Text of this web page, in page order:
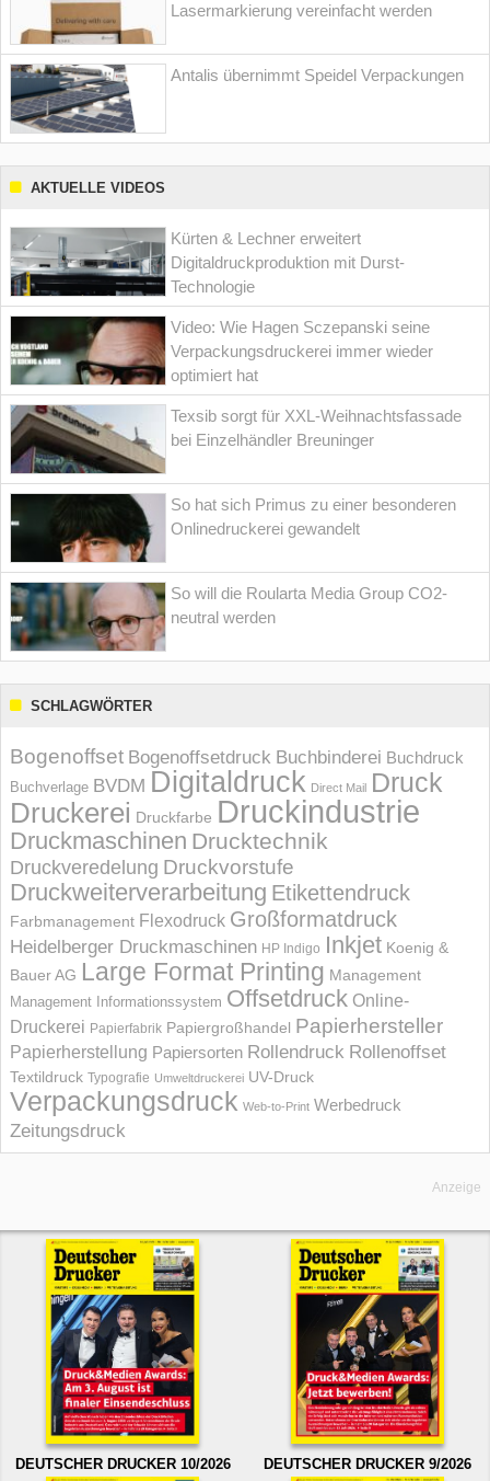
Lasermarkierung vereinfacht werden
Antalis übernimmt Speidel Verpackungen
AKTUELLE VIDEOS
Kürten & Lechner erweitert
Digitaldruckproduktion mit Durst-
Technologie
Video: Wie Hagen Sczepanski seine
Verpackungsdruckerei immer wieder
optimiert hat
Texsib sorgt für XXL-Weihnachtsfassade
bei Einzelhändler Breuninger
So hat sich Primus zu einer besonderen
Onlinedruckerei gewandelt
So will die Roularta Media Group CO2-
neutral werden
SCHLAGWÖRTER
Bogenoffset Bogenoffsetdruck Buchbinderei Buchdruck
Buchverlage BVDM Digitaldruck Direct Mail Druck
Druckerei Druckfarbe Druckindustrie
Druckmaschinen Drucktechnik
Druckveredelung Druckvorstufe
Druckweiterverarbeitung Etikettendruck
Farbmanagement Flexodruck Großformatdruck
Heidelberger Druckmaschinen HP Indigo Inkjet Koenig &
Bauer AG Large Format Printing Management
Management Informations­system Offsetdruck Online-
Druckerei Papierfabrik Papiergroßhandel Papierhersteller
Papierherstellung Papiersorten Rollendruck Rollenoffset
Textildruck Typografie Umweltdruckerei UV-Druck
Verpackungsdruck Web-to-Print Werbedruck
Zeitungsdruck
Anzeige
DEUTSCHER DRUCKER 10/2026 DEUTSCHER DRUCKER 9/2026